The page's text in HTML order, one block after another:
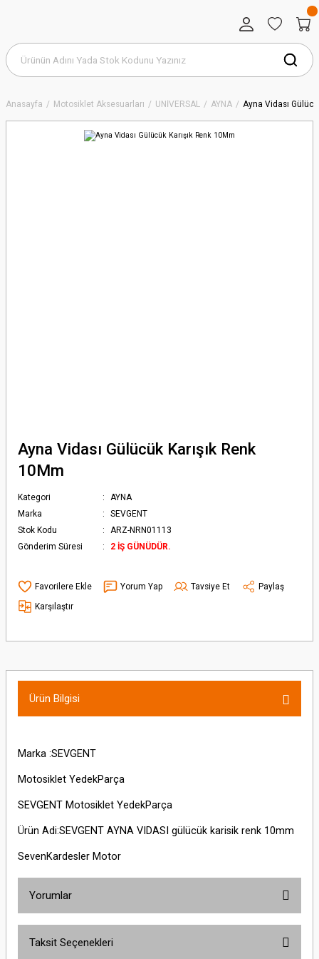
Anasayfa Motosiklet Aksesuarları UNİVERSAL AYNA Ayna Vidası
Ayna Vidası Gülücük Karışık Renk
10Mm
Kategori
AYNA
Marka
SEVGENT
Stok Kodu
ARZ-NRN01113
Gönderim Süresi
2 İŞ GÜNÜDÜR.
Yorum Yap Tavsiye Et
Paylaş
Karşılaştır
Ürün Bilgisi
Marka :SEVGENT
Motosiklet YedekParça
SEVGENT Motosiklet YedekParça
Ürün Adi:SEVGENT AYNA VIDASI gülücük karisik renk 10mm
SevenKardesler Motor
Yorumlar
Taksit Seçenekleri